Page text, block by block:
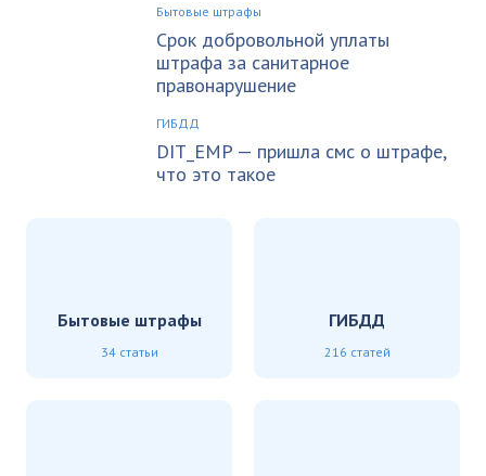
Бытовые штрафы
Срок добровольной уплаты
штрафа за санитарное
правонарушение
ГИБДД
DIT_EMP — пришла смс о штрафе,
что это такое
Бытовые штрафы
34 статьи
ГИБДД
216 статей